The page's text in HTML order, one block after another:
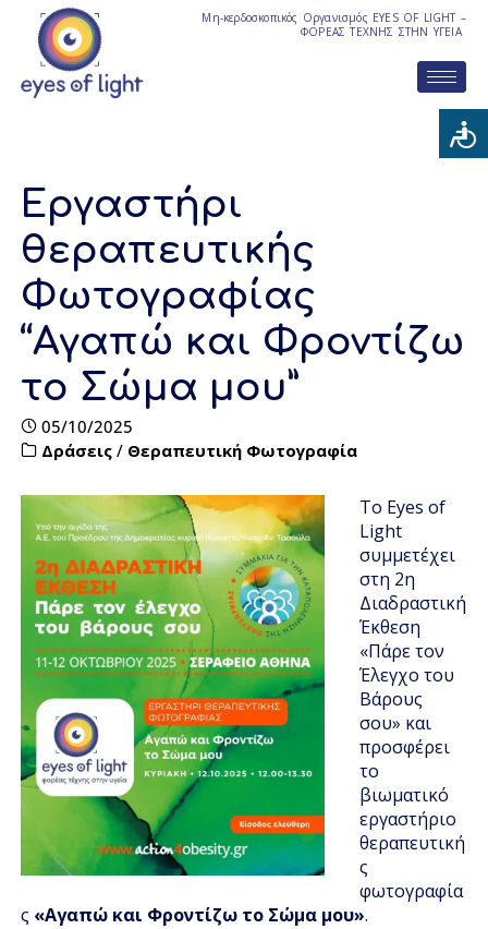
Μη-κερδοσκοπικός Οργανισμός EYES OF LIGHT –
ΦΟΡΕΑΣ ΤΕΧΝΗΣ ΣΤΗΝ ΥΓΕΙΑ
Εργαστήρι
θεραπευτικής
Φωτογραφίας
“Αγαπώ και Φροντίζω
το Σώμα μου”
05/10/2025
Δράσεις / Θεραπευτική Φωτογραφία
Το Eyes of
Light
συμμετέχει
στη 2η
Διαδραστική
Έκθεση
«Πάρε τον
Έλεγχο του
Βάρους
σου» και
προσφέρει
το
βιωματικό
εργαστήριο
θεραπευτική
ς
φωτογραφία
ς «Αγαπώ και Φροντίζω το Σώμα μου».